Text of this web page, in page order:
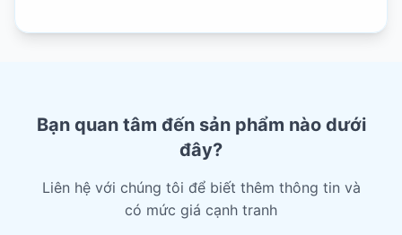
Bạn quan tâm đến sản phẩm nào dưới
đây?
Liên hệ với chúng tôi để biết thêm thông tin và
có mức giá cạnh tranh